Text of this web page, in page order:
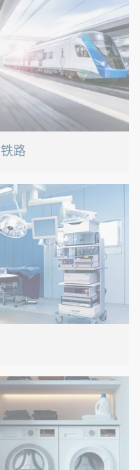
铁路
接还是C类零件管理，我们
都有合适的解决方案。